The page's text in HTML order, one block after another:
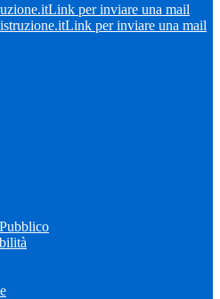
Link per inviare una mail
Link per inviare una mail